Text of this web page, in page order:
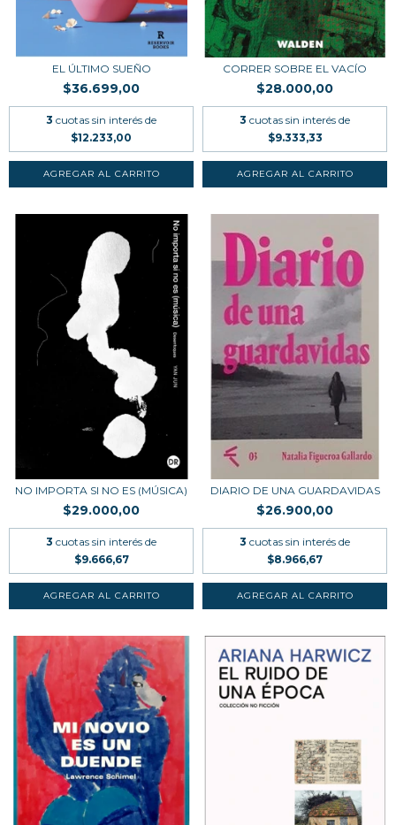
EL ÚLTIMO SUEÑO
$36.699,00
3 cuotas sin interés de
$12.233,00
CORRER SOBRE EL VACÍO
$28.000,00
3 cuotas sin interés de
$9.333,33
NO IMPORTA SI NO ES (MÚSICA)
$29.000,00
3 cuotas sin interés de
$9.666,67
DIARIO DE UNA GUARDAVIDAS
$26.900,00
3 cuotas sin interés de
$8.966,67